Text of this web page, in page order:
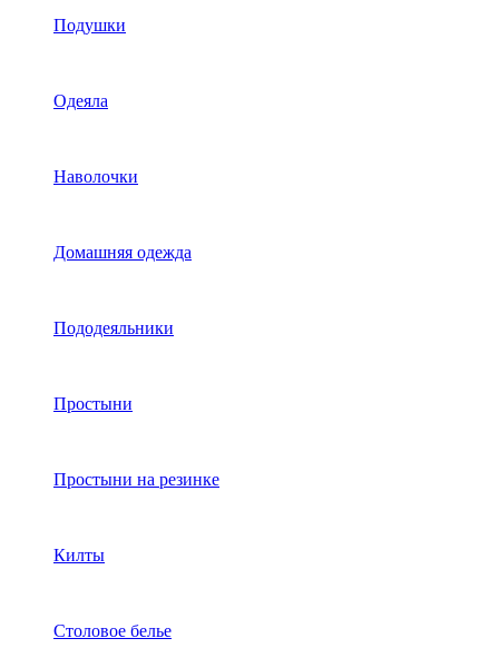
Подушки
Одеяла
Наволочки
Домашняя одежда
Пододеяльники
Простыни
Простыни на резинке
Килты
Столовое белье